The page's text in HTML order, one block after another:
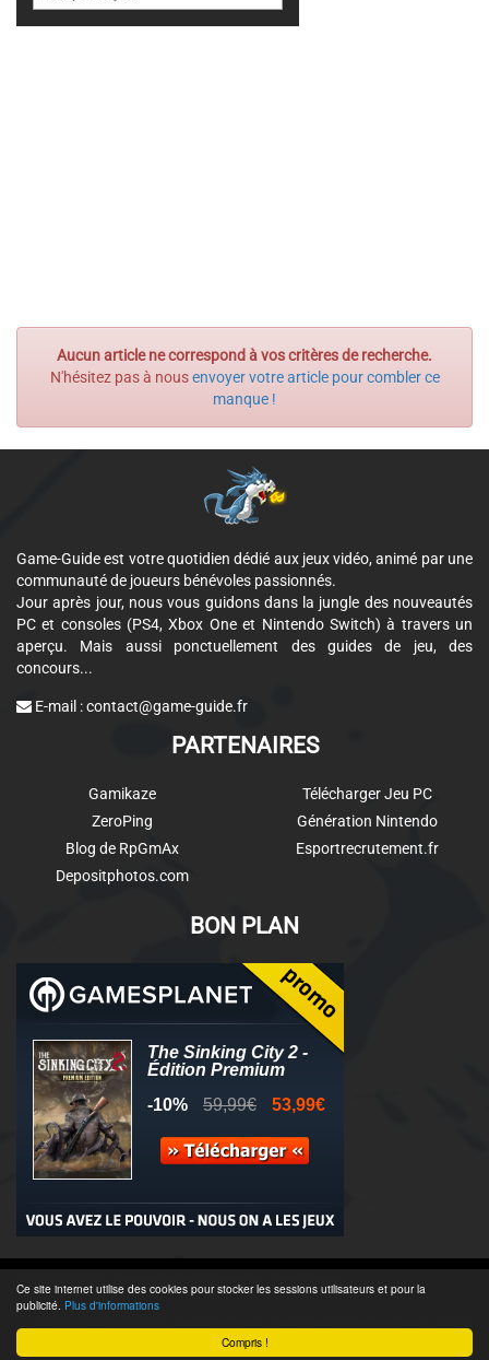
Compris !
Ce site internet utilise des cookies pour stocker les sessions utilisateurs et pour la
publicité. Plus d'informations
Aucun article ne correspond à vos critères de recherche.
N'hésitez pas à nousenvoyer votre article pour combler ce
manque !
Game-Guide est votre quotidien dédié aux jeux vidéo, animé par une
communauté de joueurs bénévoles passionnés.
Jour après jour, nous vous guidons dans la jungle des nouveautés
PC et consoles (PS4, Xbox One et Nintendo Switch) à travers un
aperçu. Mais aussi ponctuellement des guides de jeu, des
concours...
E-mail :contact@game-guide.fr
PARTENAIRES
Gamikaze
ZeroPing
Blog de RpGmAx
Depositphotos.com
Télécharger Jeu PC
Génération Nintendo
Esportrecrutement.fr
BON PLAN